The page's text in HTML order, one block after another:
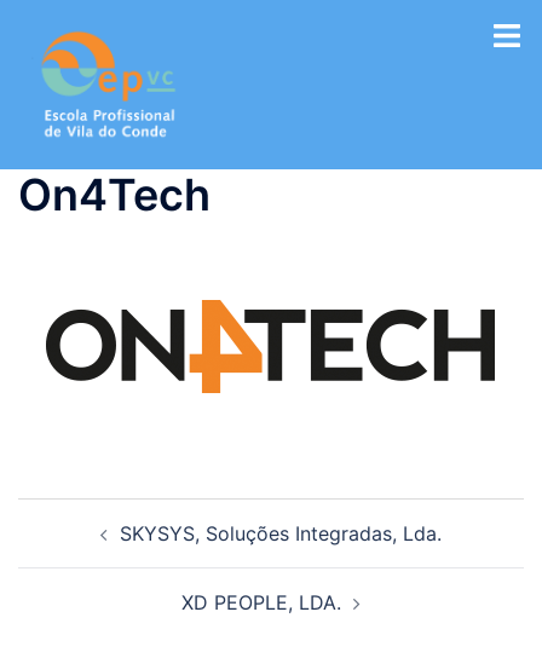
conteúdo
On4Tech
SKYSYS, Soluções Integradas, Lda.
XD PEOPLE, LDA.